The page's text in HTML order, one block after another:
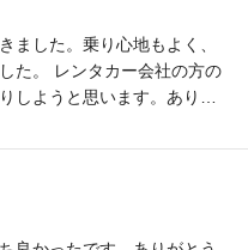
ました。乗り心地もよく、
た。 レンタカー会社の方の
しようと思います。ありが